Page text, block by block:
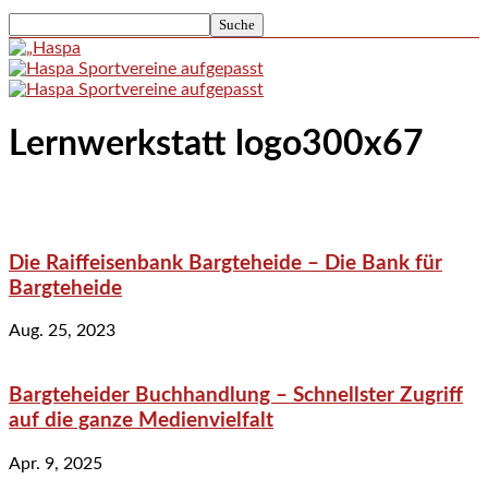
Lernwerkstatt logo300x67
Die Raiffeisenbank Bargteheide – Die Bank für
Bargteheide
Aug. 25, 2023
Bargteheider Buchhandlung – Schnellster Zugriff
auf die ganze Medienvielfalt
Apr. 9, 2025